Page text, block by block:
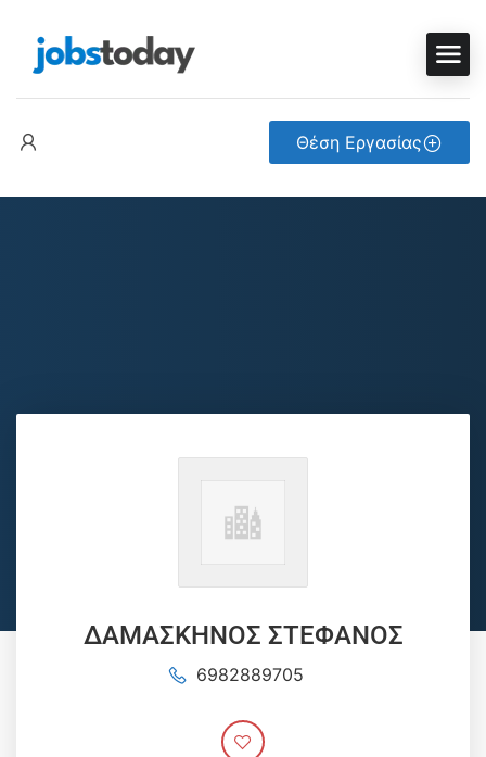
Θέση Εργασίας
ΔΑΜΑΣΚΗΝΟΣ ΣΤΕΦΑΝΟΣ
6982889705